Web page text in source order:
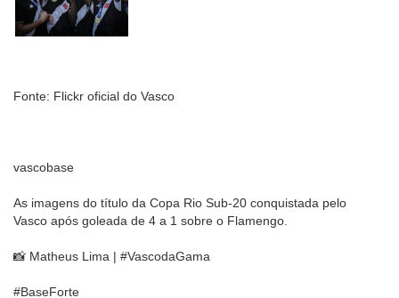
Fonte: Flickr oficial do Vasco
vascobase
As imagens do título da Copa Rio Sub-20 conquistada pelo
Vasco após goleada de 4 a 1 sobre o Flamengo.
📸 Matheus Lima | #VascodaGama
#BaseForte